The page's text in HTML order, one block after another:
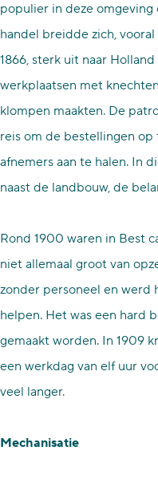
populier in deze
handel breidde zich,
1866, sterk uit naar
werkplaatsen met
klompen maakten. De
reis om de bestellingen
afnemers aan te halen. In
naast de landbouw, de
Rond 1900 waren in Best
niet allemaal groot van
zonder personeel en werd
helpen. Het was een hard
gemaakt worden. In 1909
een werkdag van elf uur
veel langer.
Mechanisatie